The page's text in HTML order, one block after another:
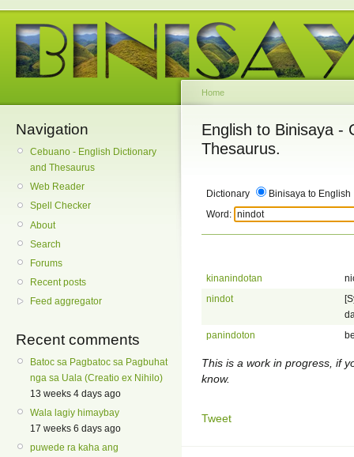
Navigation
Cebuano - English Dictionary
and Thesaurus
Web Reader
Spell Checker
About
Search
Forums
Recent posts
Feed aggregator
Recent comments
Batoc sa Pagbatoc sa Pagbuhat
nga sa Uala (Creatio ex Nihilo)
13 weeks 4 days ago
Wala lagiy himaybay
17 weeks 6 days ago
puwede ra kaha ang
Home
English to Binisaya -
Thesaurus.
Dictionary
Binisaya to English
Word:
kinanindotan
nindot
panindoton
This is a work in progress, if
know.
Tweet